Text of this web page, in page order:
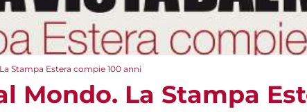
Stampa Estera compie 100 anni
Mondo. La Stampa